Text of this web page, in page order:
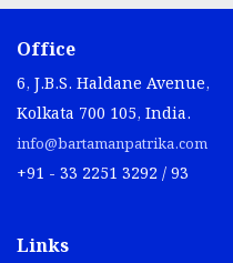
Office
6, J.B.S. Haldane Avenue,
Kolkata 700 105, India.
info@bartamanpatrika.com
+91 - 33 2251 3292 / 93
Links